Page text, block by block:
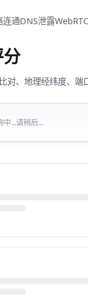
连通DNS泄露WebRTC
、地理经纬度、端
中...请稍后...